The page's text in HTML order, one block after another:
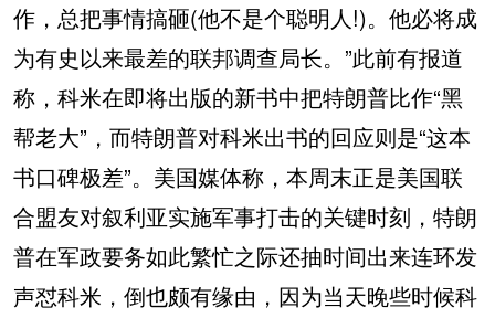
作，总把事情搞砸(他不是个聪明人!)。他必将成
为有史以来最差的联邦调查局长。”此前有报道
称，科米在即将出版的新书中把特朗普比作“黑
帮老大”，而特朗普对科米出书的回应则是“这本
书口碑极差”。美国媒体称，本周末正是美国联
合盟友对叙利亚实施军事打击的关键时刻，特朗
普在军政要务如此繁忙之际还抽时间出来连环发
声怼科米，倒也颇有缘由，因为当天晚些时候科